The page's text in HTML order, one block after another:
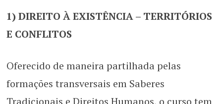
1) DIREITO À EXISTÊNCIA – TERRITÓRIOS
E CONFLITOS
Oferecido de maneira partilhada pelas
formações transversais em Saberes
Tradicionais e Direitos Humanos, o curso tem